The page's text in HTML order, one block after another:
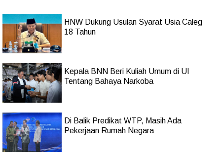
HNW Dukung Usulan Syarat Usia Caleg
18 Tahun
Kepala BNN Beri Kuliah Umum di UI
Tentang Bahaya Narkoba
Di Balik Predikat WTP, Masih Ada
Pekerjaan Rumah Negara